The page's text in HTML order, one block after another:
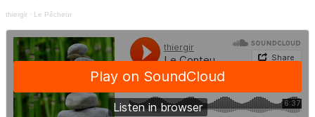
thiergir · Le Pêcheur